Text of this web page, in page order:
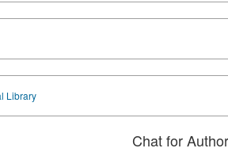
Library
Chat for